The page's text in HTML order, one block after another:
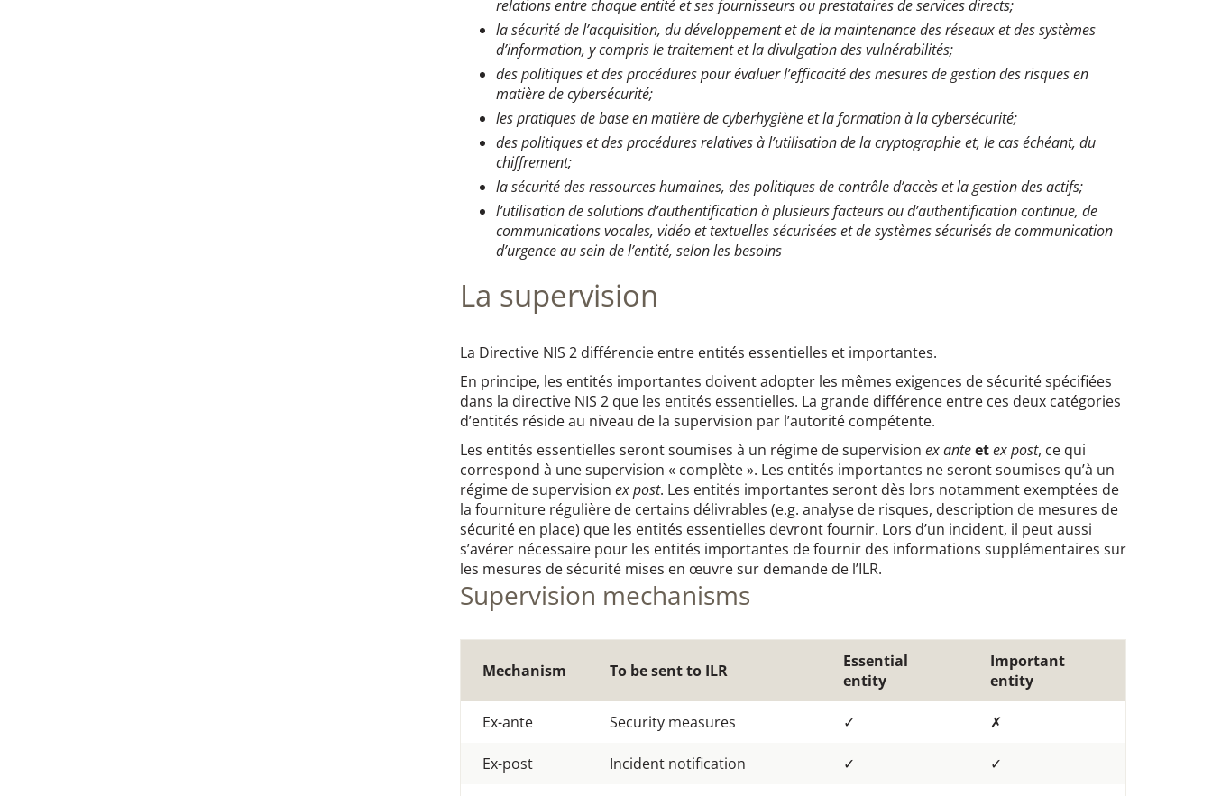
relations entre chaque entité et ses fournisseurs ou prestataires de services directs;
la sécurité de l’acquisition, du développement et de la maintenance des réseaux et des systèmes
d’information, y compris le traitement et la divulgation des vulnérabilités;
des politiques et des procédures pour évaluer l’efficacité des mesures de gestion des risques en
matière de cybersécurité;
les pratiques de base en matière de cyberhygiène et la formation à la cybersécurité;
des politiques et des procédures relatives à l’utilisation de la cryptographie et, le cas échéant, du
chiffrement;
la sécurité des ressources humaines, des politiques de contrôle d’accès et la gestion des actifs;
l’utilisation de solutions d’authentification à plusieurs facteurs ou d’authentification continue, de
communications vocales, vidéo et textuelles sécurisées et de systèmes sécurisés de communication
d’urgence au sein de l’entité, selon les besoins
La supervision​
La Directive NIS 2 différencie entre entités essentielles et importantes.
En principe, les entités importantes doivent adopter les mêmes exigences de sécurité spécifiées
dans la directive NIS 2 que les entités essentielles. La grande différence entre ces deux catégories
d’entités réside au niveau de la supervision par l’autorité compétente.
Les entités essentielles seront soumises à un régime de supervision ex anteetex post, ce qui
correspond à une supervision « complète ». Les entités importantes ne seront soumises qu’à un
régime de supervision ex post. Les entités importantes seront dès lors notamment exemptées de
la fourniture régulière de certains délivrables (e.g. analyse de risques, description de mesures de
sécurité en place) que les entités essentielles devront fournir. Lors d’un incident, il peut aussi
s’avérer nécessaire pour les entités importantes de fournir des informations supplémentaires sur
les mesures de sécurité mises en œuvre sur demande de l’ILR.
Supervision mechanisms
Mechanism To be sent to ILR
Essential
entity
Important
entity
Ex-ante Security measures ✓ ✗
Ex-post Incident notification ✓ ✓